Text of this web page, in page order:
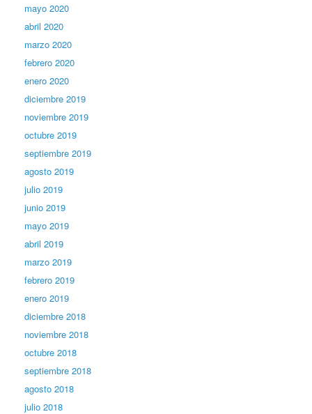
mayo 2020
abril 2020
marzo 2020
febrero 2020
enero 2020
diciembre 2019
noviembre 2019
octubre 2019
septiembre 2019
agosto 2019
julio 2019
junio 2019
mayo 2019
abril 2019
marzo 2019
febrero 2019
enero 2019
diciembre 2018
noviembre 2018
octubre 2018
septiembre 2018
agosto 2018
julio 2018